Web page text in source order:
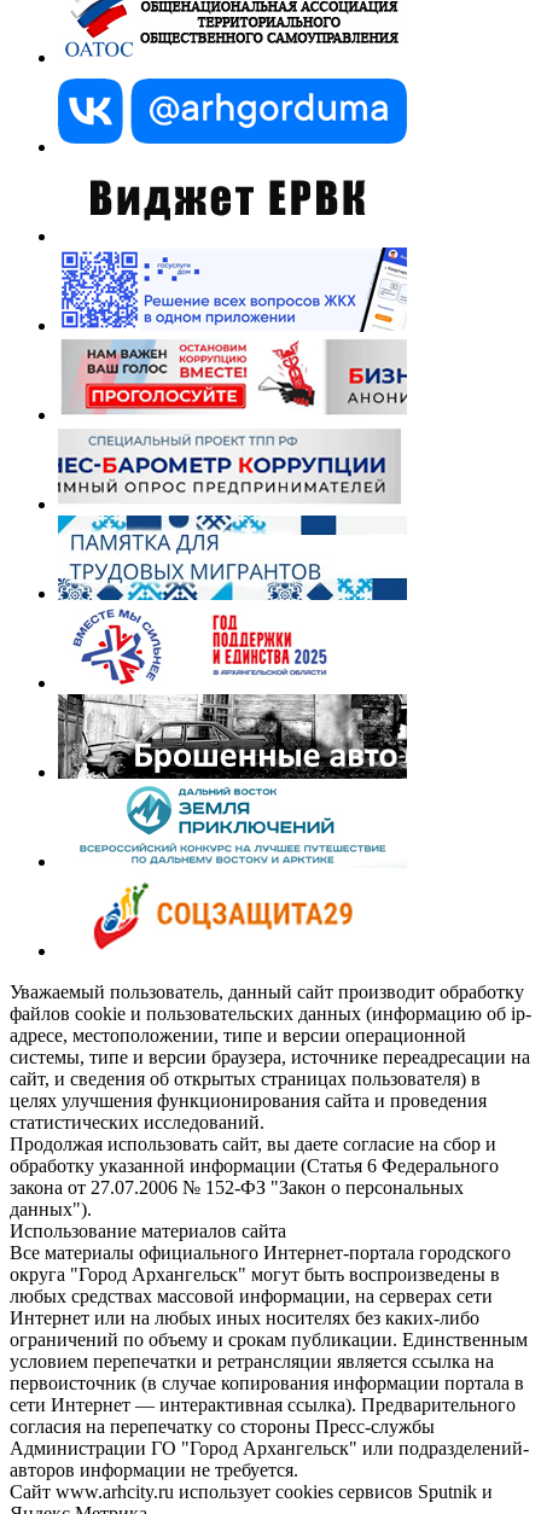
Уважаемый пользователь, данный сайт производит обработку
файлов cookie и пользовательских данных (информацию об ip-
адресе, местоположении, типе и версии операционной
системы, типе и версии браузера, источнике переадресации на
сайт, и сведения об открытых страницах пользователя) в
целях улучшения функционирования сайта и проведения
статистических исследований.
Продолжая использовать сайт, вы даете согласие на сбор и
обработку указанной информации (Статья 6 Федерального
закона от 27.07.2006 № 152-ФЗ "Закон о персональных
данных").
Использование материалов сайта
Все материалы официального Интернет-портала городского
округа "Город Архангельск" могут быть воспроизведены в
любых средствах массовой информации, на серверах сети
Интернет или на любых иных носителях без каких-либо
ограничений по объему и срокам публикации. Единственным
условием перепечатки и ретрансляции является ссылка на
первоисточник (в случае копирования информации портала в
сети Интернет — интерактивная ссылка). Предварительного
согласия на перепечатку со стороны Пресс-службы
Администрации ГО "Город Архангельск" или подразделений-
авторов информации не требуется.
Сайт www.arhcity.ru использует cookies сервисов Sputnik и